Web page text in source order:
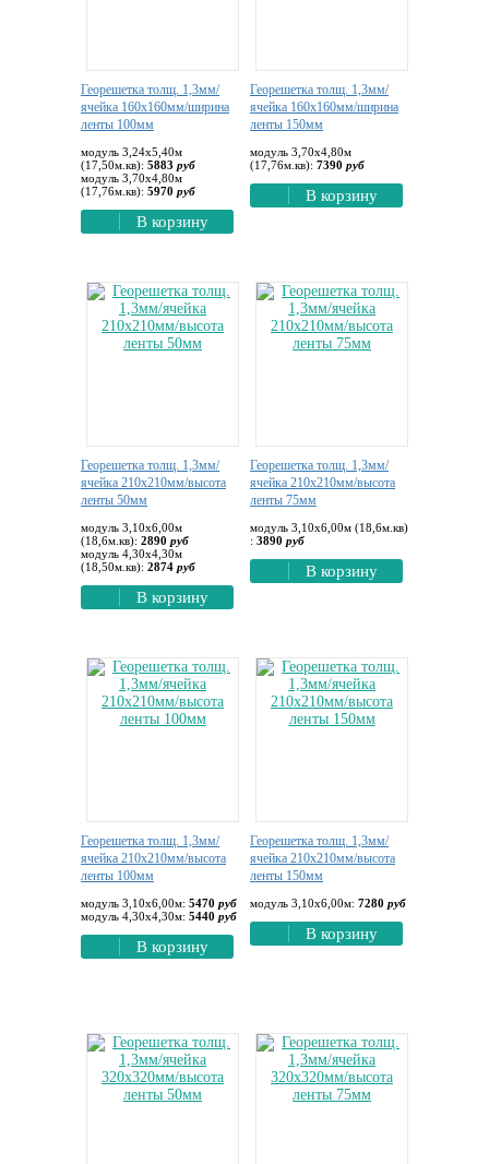
Георешетка толщ. 1,3мм/
ячейка 160х160мм/ширина
ленты 100мм
модуль 3,24х5,40м
(17,50м.кв): 5883 руб
модуль 3,70х4,80м
(17,76м.кв): 5970 руб
В корзину
Георешетка толщ. 1,3мм/
ячейка 160х160мм/ширина
ленты 150мм
модуль 3,70х4,80м
(17,76м.кв): 7390 руб
В корзину
Георешетка толщ. 1,3мм/
ячейка 210х210мм/высота
ленты 50мм
модуль 3,10х6,00м
(18,6м.кв): 2890 руб
модуль 4,30х4,30м
(18,50м.кв): 2874 руб
В корзину
Георешетка толщ. 1,3мм/
ячейка 210х210мм/высота
ленты 75мм
модуль 3,10х6,00м (18,6м.кв)
: 3890 руб
В корзину
Георешетка толщ. 1,3мм/
ячейка 210х210мм/высота
ленты 100мм
модуль 3,10х6,00м: 5470 руб
модуль 4,30х4,30м: 5440 руб
В корзину
Георешетка толщ. 1,3мм/
ячейка 210х210мм/высота
ленты 150мм
модуль 3,10х6,00м: 7280 руб
В корзину